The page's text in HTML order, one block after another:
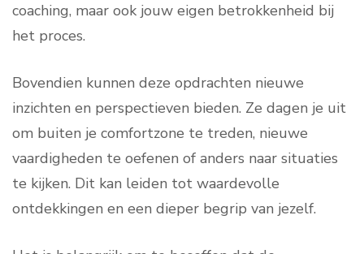
coaching, maar ook jouw eigen betrokkenheid bij
het proces.
Bovendien kunnen deze opdrachten nieuwe
inzichten en perspectieven bieden. Ze dagen je uit
om buiten je comfortzone te treden, nieuwe
vaardigheden te oefenen of anders naar situaties
te kijken. Dit kan leiden tot waardevolle
ontdekkingen en een dieper begrip van jezelf.